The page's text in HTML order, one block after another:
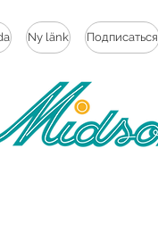
Ny länk Подписаться